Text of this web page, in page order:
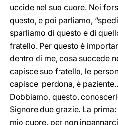
uccide nel suo cuore. Noi
questo, e poi parliamo,
sparliamo di questo e di
fratello. Per questo è
dentro di me, cosa succede
capisce suo fratello, le
capisce, perdona, è
Dobbiamo, questo,
Signore due grazie. La
mio cuore, per non